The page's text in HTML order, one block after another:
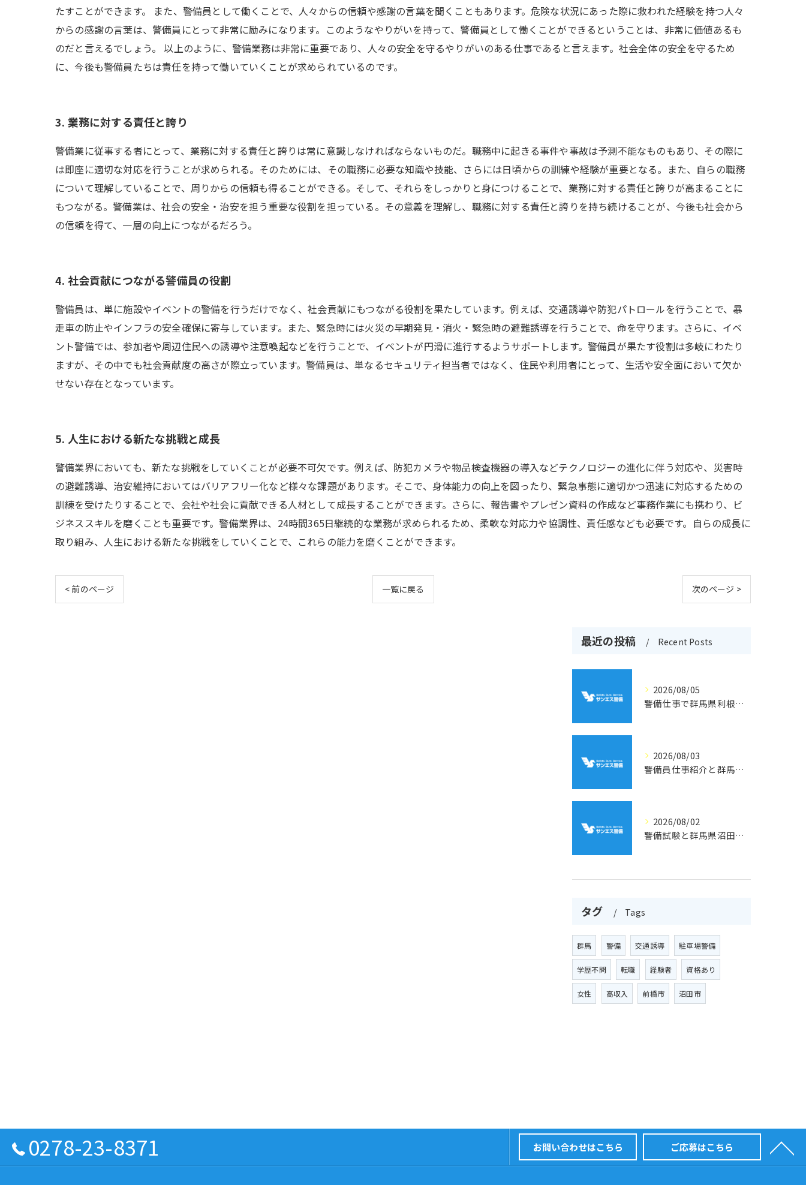
たすことができます。 また、警備員として働くことで、人々からの信頼や感謝の言葉を聞くこともあります。危険な状況にあった際に救われた経験を持つ人々
からの感謝の言葉は、警備員にとって非常に励みになります。このようなやりがいを持って、警備員として働くことができるということは、非常に価値あるも
のだと言えるでしょう。 以上のように、警備業務は非常に重要であり、人々の安全を守るやりがいのある仕事であると言えます。社会全体の安全を守るため
に、今後も警備員たちは責任を持って働いていくことが求められているのです。
3. 業務に対する責任と誇り
警備業に従事する者にとって、業務に対する責任と誇りは常に意識しなければならないものだ。職務中に起きる事件や事故は予測不能なものもあり、その際に
は即座に適切な対応を行うことが求められる。そのためには、その職務に必要な知識や技能、さらには日頃からの訓練や経験が重要となる。また、自らの職務
について理解していることで、周りからの信頼も得ることができる。そして、それらをしっかりと身につけることで、業務に対する責任と誇りが高まることに
もつながる。警備業は、社会の安全・治安を担う重要な役割を担っている。その意義を理解し、職務に対する責任と誇りを持ち続けることが、今後も社会から
の信頼を得て、一層の向上につながるだろう。
4. 社会貢献につながる警備員の役割
警備員は、単に施設やイベントの警備を行うだけでなく、社会貢献にもつながる役割を果たしています。例えば、交通誘導や防犯パトロールを行うことで、暴
走車の防止やインフラの安全確保に寄与しています。また、緊急時には火災の早期発見・消火・緊急時の避難誘導を行うことで、命を守ります。さらに、イベ
ント警備では、参加者や周辺住民への誘導や注意喚起などを行うことで、イベントが円滑に進行するようサポートします。警備員が果たす役割は多岐にわたり
ますが、その中でも社会貢献度の高さが際立っています。警備員は、単なるセキュリティ担当者ではなく、住民や利用者にとって、生活や安全面において欠か
せない存在となっています。
5. 人生における新たな挑戦と成長
警備業界においても、新たな挑戦をしていくことが必要不可欠です。例えば、防犯カメラや物品検査機器の導入などテクノロジーの進化に伴う対応や、災害時
の避難誘導、治安維持においてはバリアフリー化など様々な課題があります。そこで、身体能力の向上を図ったり、緊急事態に適切かつ迅速に対応するための
訓練を受けたりすることで、会社や社会に貢献できる人材として成長することができます。さらに、報告書やプレゼン資料の作成など事務作業にも携わり、ビ
ジネススキルを磨くことも重要です。警備業界は、24時間365日継続的な業務が求められるため、柔軟な対応力や協調性、責任感なども必要です。自らの成長に
取り組み、人生における新たな挑戦をしていくことで、これらの能力を磨くことができます。
< 前のページ 一覧に戻る 次のページ >
最近の投稿 Recent Posts
2026/08/05
警備仕事で群馬県利根郡片品村周辺の安心と働きやすさを両立するポイント
2026/08/03
警備員仕事紹介と群馬県利根郡川場村での収入や雇用条件を徹底解説
2026/08/02
警備試験と群馬県沼田市利根町二本松で資格取得と配置路線を徹底解説
タグ Tags
群馬 警備 交通誘導 駐車場警備
学歴不問 転職 経験者 資格あり
女性 高収入 前橋市 沼田市
0278-23-8371 お問い合わせはこちら ご応募はこちら